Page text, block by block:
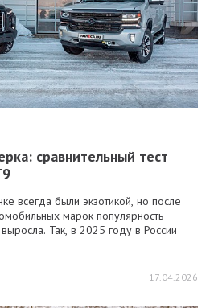
сравнительный тест
всегда были экзотикой, но после
марок популярность
Так, в 2025 году в России
17.04.2026